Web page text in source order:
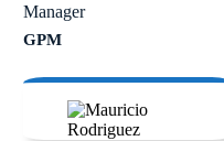
Manager
GPM